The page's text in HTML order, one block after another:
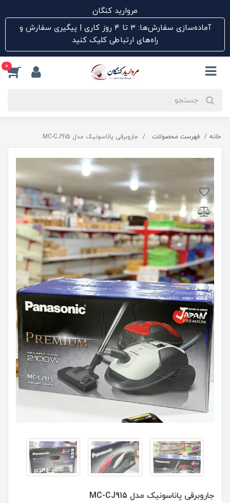
مروارید کنگان
آماده‌سازی سفارش‌ها: ۳ تا ۴ روز کاری | پیگیری سفارش و
راه‌های ارتباطی کلیک کنید
0
خانه فهرست محصولات جاروبرقی پاناسونیک مدل MC-CJ915
جاروبرقی پاناسونیک مدل MC-CJ915